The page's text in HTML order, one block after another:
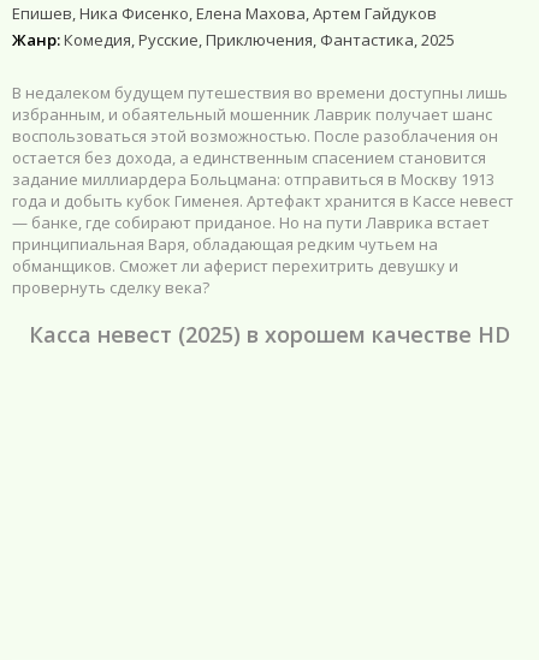
Епишев, Ника Фисенко, Елена Махова, Артем Гайдуков
Жанр:Комедия, Русские, Приключения, Фантастика, 2025
В недалеком будущем путешествия во времени доступны лишь
избранным, и обаятельный мошенник Лаврик получает шанс
воспользоваться этой возможностью. После разоблачения он
остается без дохода, а единственным спасением становится
задание миллиардера Больцмана: отправиться в Москву 1913
года и добыть кубок Гименея. Артефакт хранится в Кассе невест
— банке, где собирают приданое. Но на пути Лаврика встает
принципиальная Варя, обладающая редким чутьем на
обманщиков. Сможет ли аферист перехитрить девушку и
провернуть сделку века?
Касса невест (2025) в хорошем качестве HD